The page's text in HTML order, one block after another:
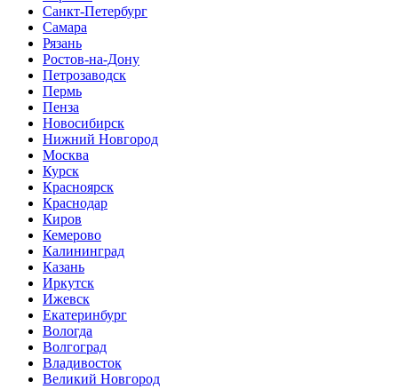
Санкт-Петербург
Самара
Рязань
Ростов-на-Дону
Петрозаводск
Пермь
Пенза
Новосибирск
Нижний Новгород
Москва
Курск
Красноярск
Краснодар
Киров
Кемерово
Калининград
Казань
Иркутск
Ижевск
Екатеринбург
Вологда
Волгоград
Владивосток
Великий Новгород